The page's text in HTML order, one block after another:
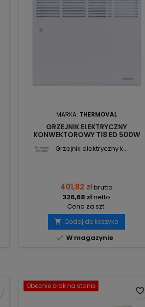
MARKA: THERMOVAL
GRZEJNIK ELEKTRYCZNY
KONWEKTOROWY T18 ED 500W
Grzejnik elektryczny k...
401,82 złbrutto
326,68 złnetto
Cena za szt.
 Dodaj do koszyka
 W magazynie
Obecnie brak na stanie
favorite_border